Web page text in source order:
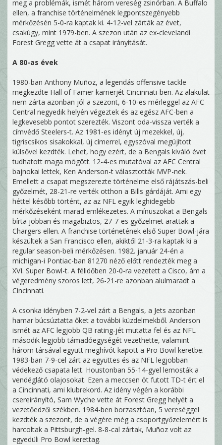
meg a problémák, ismét három vereség zsinórban. A Buffalo
ellen, a franchise történelmének legpontszegényebb
mérkőzésén 5-0-ra kaptak ki. 4-12-vel zárták az évet,
csakúgy, mint 1979-ben. A szezon után az ex-clevelandi
Forest Gregg vette át a csapat irányítását.
A 80-as évek
1980-ban Anthony Muñoz, a legendás offensive tackle
megkezdte Hall of Famer karrierjét Cincinnati-ben. Az alakulat
nem zárta azonban jól a szezont, 6-10-es mérleggel az AFC
Central negyedik helyén végeztek és az egész AFC-ben a
legkevesebb pontot szerezték. Viszont oda-vissza verték a
címvédő Steelers-t. Az 1981-es idényt új mezekkel, új,
tigriscsíkos sisakokkal, új címerrel, egyszóval megújított
külsővel kezdték. Lehet, hogy ezért, de a Bengals kiváló évet
tudhatott maga mögött. 12-4-es mutatóval az AFC Central
bajnokai lettek, Ken Anderson-t választották MVP-nek.
Emellett a csapat megszerezte történelme első rájátszás-beli
győzelmét, 28-21-re verték otthon a Bills gárdáját. Ami egy
héttel később történt, az az NFL egyik leghidegebb
mérkőzéseként marad emlékezetes. A mínuszokat a Bengals
bírta jobban és magabiztos, 27-7-es győzelmet arattak a
Chargers ellen. A franchise történetének első Super Bowl-jára
készültek a San Francisco ellen, akiktől 21-3-ra kaptak ki a
regular season-beli mérkőzésen. 1982. január 24-én a
michigan-i Pontiac-ban 81270 néző előtt rendezték meg a
XVI. Super Bowl-t. A félidőben 20-0-ra vezetett a Cisco, ám a
végeredmény szoros lett, 26-21-re azonban alulmaradt a
Cincinnati.
A csonka idényben 7-2-vel zárt a Bengals, a Jets azonban
hamar búcsúztatta őket a további küzdelmekből. Anderson
ismét az AFC legjobb QB rating-jét mutatta fel és az NFL
második legjobb támadóegységét vezethette, valamint
három társával együtt meghívót kapott a Pro Bowl keretbe.
1983-ban 7-9-cel zárt az együttes és az NFL legjobban
védekező csapata lett. Houstonban 55-14-gyel lemosták a
vendéglátó olajosokat. Ezen a meccsen öt futott TD-t ért el
a Cincinnati, ami klubrekord. Az idény végén a korábbi
csereirányító, Sam Wyche vette át Forest Gregg helyét a
vezetőedzői székben. 1984-ben borzasztóan, 5 vereséggel
kezdték a szezont, de a végére még a csoportgyőzelemért is
harcoltak a Pittsburgh-gel. 8-8-cal zártak, Muñoz volt az
egyedüli Pro Bowl kerettag.